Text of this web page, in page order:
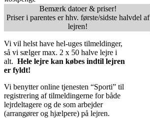
Bemærk datoer & priser!
Priser i parentes er hhv. første/sidste halvdel af
lejren!
Vi vil helst have hel-uges tilmeldinger,
så vi sælger max. 2 x 50 halve lejre i
alt. Hele lejre kan købes indtil lejren
er fyldt!
Vi benytter online tjenesten “Sporti” til
registrering af tilmeldingerne for både
lejrdeltagere og de som arbejder
(arrangører og hjælpere) på lejren.